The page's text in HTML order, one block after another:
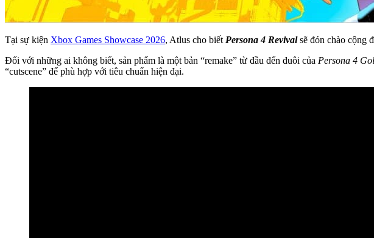
Tại sự kiện Xbox Games Showcase 2026, Atlus cho biết Persona 4 Revivalsẽ đón chào cộng
Đối với những ai không biết, sản phẩm là một bản “remake” từ đầu đến đuôi của Persona 4
“cutscene” để phù hợp với tiêu chuẩn hiện đại.